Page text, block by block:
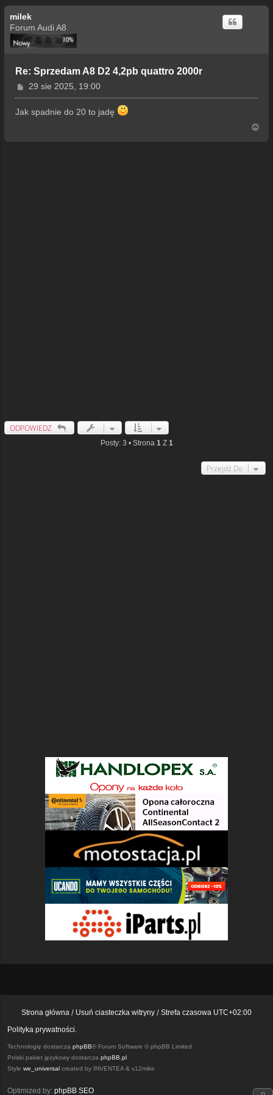
milek
Forum Audi A8
Re: Sprzedam A8 D2 4,2pb quattro 2000r
P
o
s
29 sie 2025, 19:00
Jak spadnie do 20 to jadę
ODPOWIEDZ
Posty: 3 • Strona 1 Z 1
Przejdź Do
Strona główna Usuń ciasteczka witryny Strefa czasowa UTC+02:00
Polityka prywatności.
Technologię dostarcza phpBB® Forum Software © phpBB Limited
Polski pakiet językowy dostarcza phpBB.pl
Style we_universal created by INVENTEA & v12mike
Optimized by: phpBB SEO